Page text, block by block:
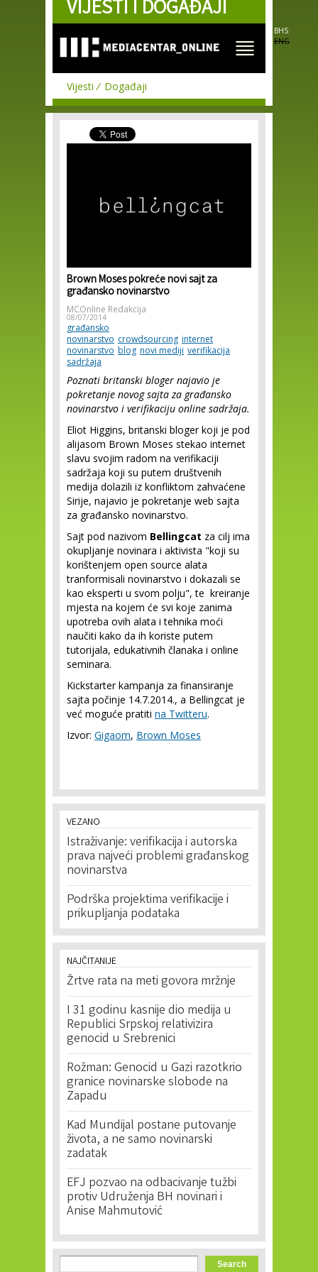
Skip to
main
VIJESTI I DOGAĐAJI
BHS
ENG
Vijesti Događaji
Brown Moses pokreće novi sajt za
građansko novinarstvo
MCOnline Redakcija
08/07/2014
građansko
novinarstvo crowdsourcing internet
novinarstvo blog novi mediji verifikacija
sadržaja
Poznati britanski bloger najavio je
pokretanje novog sajta za građansko
novinarstvo i verifikaciju online sadržaja.
Eliot Higgins, britanski bloger koji je pod
alijasom Brown Moses stekao internet
slavu svojim radom na verifikaciji
sadržaja koji su putem društvenih
medija dolazili iz konfliktom zahvaćene
Sirije, najavio je pokretanje web sajta
za građansko novinarstvo.
Sajt pod nazivom Bellingcat za cilj ima
okupljanje novinara i aktivista "koji su
korištenjem open source alata
tranformisali novinarstvo i dokazali se
kao eksperti u svom polju", te kreiranje
mjesta na kojem će svi koje zanima
upotreba ovih alata i tehnika moći
naučiti kako da ih koriste putem
tutorijala, edukativnih članaka i online
seminara.
Kickstarter kampanja za finansiranje
sajta počinje 14.7.2014., a Bellingcat je
već moguće pratiti na Twitteru.
Izvor: Gigaom, Brown Moses
VEZANO
Istraživanje: verifikacija i autorska
prava najveći problemi građanskog
novinarstva
Podrška projektima verifikacije i
prikupljanja podataka
NAJČITANIJE
Žrtve rata na meti govora mržnje
I 31 godinu kasnije dio medija u
Republici Srpskoj relativizira
genocid u Srebrenici
Rožman: Genocid u Gazi razotkrio
granice novinarske slobode na
Zapadu
Kad Mundijal postane putovanje
života, a ne samo novinarski
zadatak
EFJ pozvao na odbacivanje tužbi
protiv Udruženja BH novinari i
Anise Mahmutović
Search